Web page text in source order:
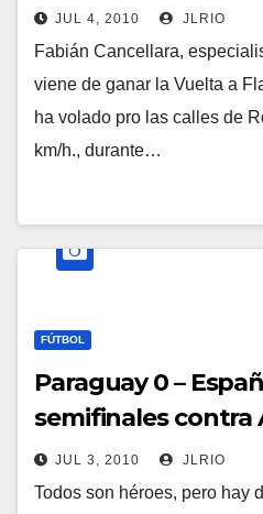
JUL 4, 2010 JLRIO
Fabián Cancellara,
viene de ganar la Vuelta a
ha volado pro las calles de
km/h., durante…
FÚTBOL
Paraguay 0 –
semifinales contra
JUL 3, 2010 JLRIO
Todos son héroes, pero hay